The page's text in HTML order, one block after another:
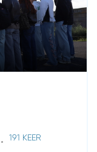
191 KEER